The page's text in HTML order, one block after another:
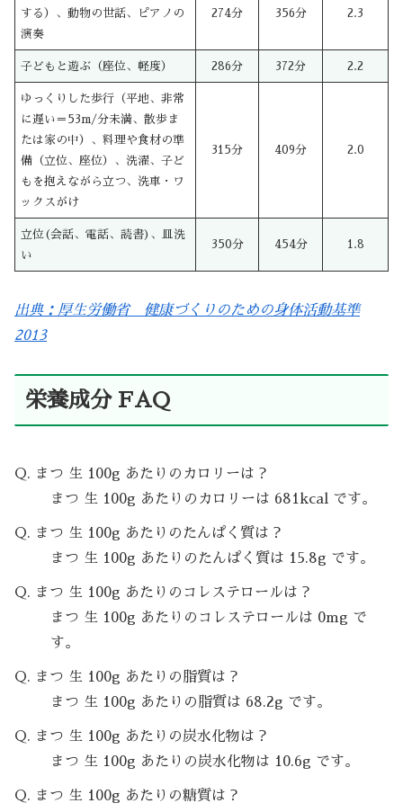
する）、動物の世話、ピアノの
演奏
274分 356分 2.3
子どもと遊ぶ（座位、軽度） 286分 372分 2.2
ゆっくりした歩行（平地、非常
に遅い＝53m/分未満、散歩ま
たは家の中）、料理や食材の準
備（立位、座位）、洗濯、子ど
もを抱えながら立つ、洗車・ワ
ックスがけ
315分 409分 2.0
立位(会話、電話、読書)、皿洗
い
350分 454分 1.8
出典：厚生労働省 健康づくりのための身体活動基準
2013
栄養成分 FAQ
Q. まつ 生 100g あたりのカロリーは？
まつ 生 100g あたりのカロリーは 681kcal です。
Q. まつ 生 100g あたりのたんぱく質は？
まつ 生 100g あたりのたんぱく質は 15.8g です。
Q. まつ 生 100g あたりのコレステロールは？
まつ 生 100g あたりのコレステロールは 0mg で
す。
Q. まつ 生 100g あたりの脂質は？
まつ 生 100g あたりの脂質は 68.2g です。
Q. まつ 生 100g あたりの炭水化物は？
まつ 生 100g あたりの炭水化物は 10.6g です。
Q. まつ 生 100g あたりの糖質は？